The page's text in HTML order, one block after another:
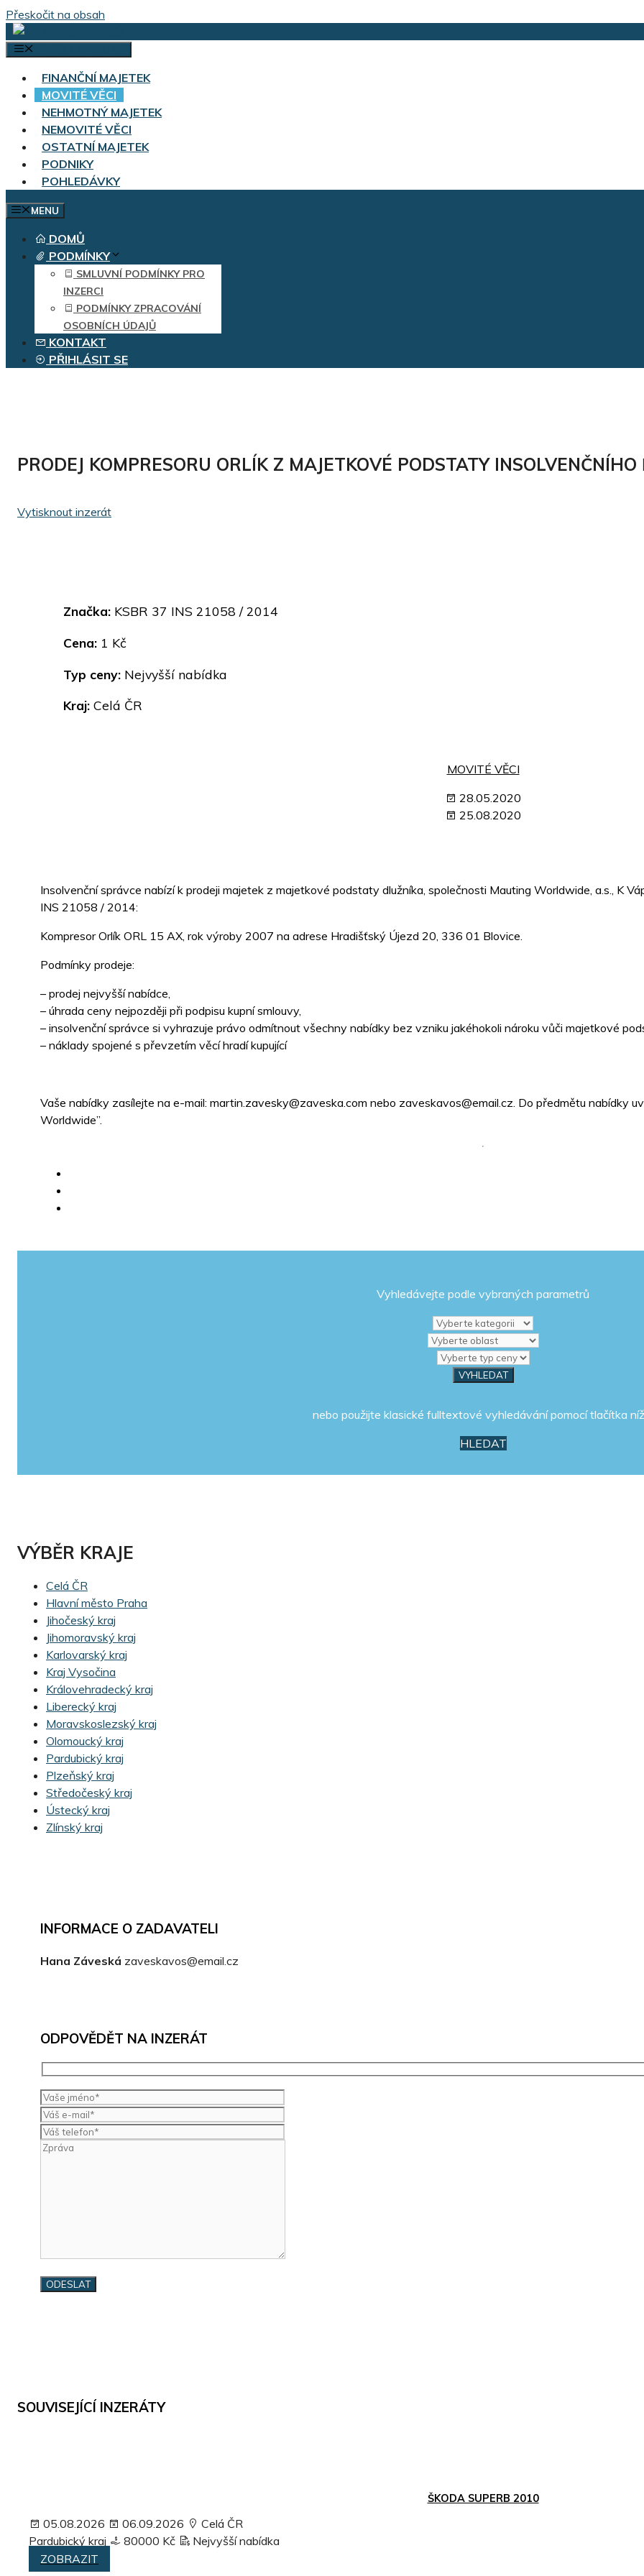
Přeskočit na obsah
FINANČNÍ MAJETEK
MOVITÉ VĚCI
NEHMOTNÝ MAJETEK
NEMOVITÉ VĚCI
OSTATNÍ MAJETEK
PODNIKY
POHLEDÁVKY
MENU
DOMŮ
PODMÍNKY
SMLUVNÍ PODMÍNKY PRO
INZERCI
PODMÍNKY ZPRACOVÁNÍ
OSOBNÍCH ÚDAJŮ
KONTAKT
PŘIHLÁSIT SE
PRODEJ KOMPRESORU ORLÍK Z MAJETKOVÉ PODSTATY INSOLVENČNÍHO
Vytisknout inzerát
Značka: KSBR 37 INS 21058 / 2014
Cena: 1 Kč
Typ ceny: Nejvyšší nabídka
Kraj: Celá ČR
MOVITÉ VĚCI
28.05.2020
25.08.2020
Insolvenční správce nabízí k prodeji majetek z majetkové podstaty dlužníka, společnosti Mauting Worldwide, a.s., K
INS 21058 / 2014:
Kompresor Orlík ORL 15 AX, rok výroby 2007 na adrese Hradišťský Újezd 20, 336 01 Blovice.
Podmínky prodeje:
– prodej nejvyšší nabídce,
– úhrada ceny nejpozději při podpisu kupní smlouvy,
– insolvenční správce si vyhrazuje právo odmítnout všechny nabídky bez vzniku jakéhokoli nároku vůči majetkové
– náklady spojené s převzetím věcí hradí kupující
Vaše nabídky zasílejte na e-mail: martin.zavesky@zaveska.com nebo zaveskavos@email.cz. Do předmětu nabídky
Worldwide”.
Vyhledávejte podle vybraných parametrů
nebo použijte klasické fulltextové vyhledávání pomocí tlačítka
HLEDAT
VÝBĚR KRAJE
Celá ČR
Hlavní město Praha
Jihočeský kraj
Jihomoravský kraj
Karlovarský kraj
Kraj Vysočina
Královehradecký kraj
Liberecký kraj
Moravskoslezský kraj
Olomoucký kraj
Pardubický kraj
Plzeňský kraj
Středočeský kraj
Ústecký kraj
Zlínský kraj
INFORMACE O ZADAVATELI
Hana Záveská zaveskavos@email.cz
ODPOVĚDĚT NA INZERÁT
SOUVISEJÍCÍ INZERÁTY
ŠKODA SUPERB 2010
05.08.2026 06.09.2026
Celá ČR
Pardubický kraj
80000 Kč
Nejvyšší nabídka
ZOBRAZIT